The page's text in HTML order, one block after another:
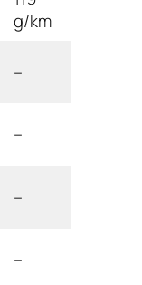
g/km
–
–
–
–